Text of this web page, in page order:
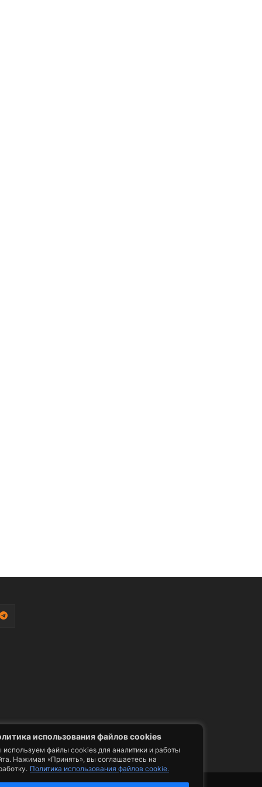
использования файлов cookies
файлы cookies для аналитики и работы
Нажимая «Принять», вы соглашаетесь на
Политика использования файлов cookie.
видео, телепрограммы и телепередачи -